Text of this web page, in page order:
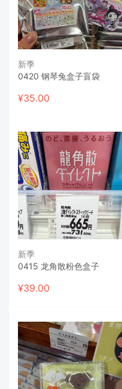
新季
0420 钢琴兔盒子盲袋
¥35.00
新季
0415 龙角散粉色盒子
¥39.00